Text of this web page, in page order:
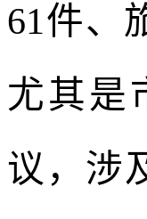
61件、
尤其是
议，涉